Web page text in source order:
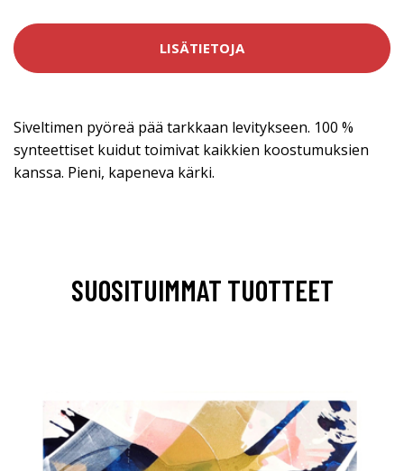
LISÄTIETOJA
Siveltimen pyöreä pää tarkkaan levitykseen. 100 %
synteettiset kuidut toimivat kaikkien koostumuksien
kanssa. Pieni, kapeneva kärki.
SUOSITUIMMAT TUOTTEET